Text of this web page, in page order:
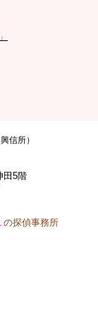
信所）
田5階
の探偵事務所